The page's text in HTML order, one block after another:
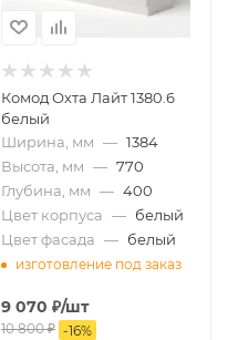
Комод Охта Лайт 1380.6
белый
Ширина, мм — 1384
Высота, мм — 770
Глубина, мм — 400
Цвет корпуса — белый
Цвет фасада — белый
изготовление под заказ
9 070 ₽/шт
10 800₽ -16%